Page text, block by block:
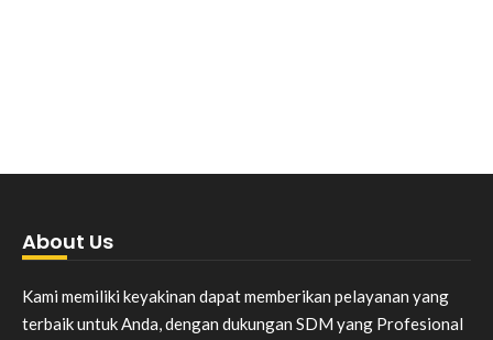
About Us
Kami memiliki keyakinan dapat memberikan pelayanan yang
terbaik untuk Anda, dengan dukungan SDM yang Profesional